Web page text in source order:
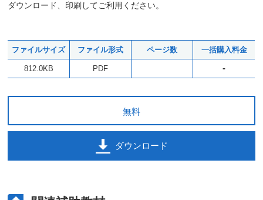
ダウンロード、印刷してご利用ください。
ファイルサイズ ファイル形式 ページ数 一括購入料金
812.0KB PDF -
無料
ダウンロード